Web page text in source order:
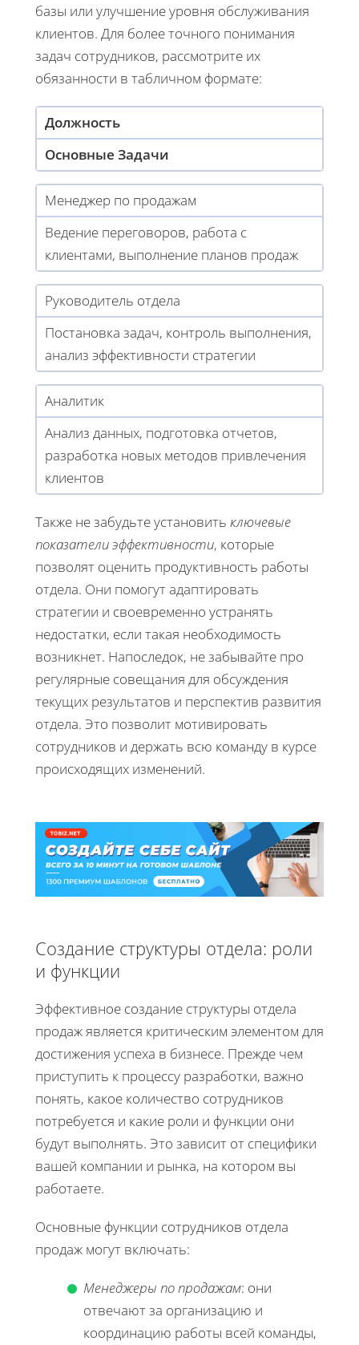
базы или улучшение уровня обслуживания
клиентов. Для более точного понимания
задач сотрудников, рассмотрите их
обязанности в табличном формате:
Должность
Основные Задачи
Менеджер по продажам
Ведение переговоров, работа с
клиентами, выполнение планов продаж
Руководитель отдела
Постановка задач, контроль выполнения,
анализ эффективности стратегии
Аналитик
Анализ данных, подготовка отчетов,
разработка новых методов привлечения
клиентов
Также не забудьте установить ключевые
показатели эффективности, которые
позволят оценить продуктивность работы
отдела. Они помогут адаптировать
стратегии и своевременно устранять
недостатки, если такая необходимость
возникнет. Напоследок, не забывайте про
регулярные совещания для обсуждения
текущих результатов и перспектив развития
отдела. Это позволит мотивировать
сотрудников и держать всю команду в курсе
происходящих изменений.
Создание структуры отдела: роли
и функции
Эффективное создание структуры отдела
продаж является критическим элементом для
достижения успеха в бизнесе. Прежде чем
приступить к процессу разработки, важно
понять, какое количество сотрудников
потребуется и какие роли и функции они
будут выполнять. Это зависит от специфики
вашей компании и рынка, на котором вы
работаете.
Основные функции сотрудников отдела
продаж могут включать:
Менеджеры по продажам: они
отвечают за организацию и
координацию работы всей команды,